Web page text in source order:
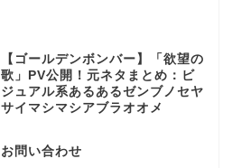
【ゴールデンボンバー】「欲望の
歌」PV公開！元ネタまとめ：ビ
ジュアル系あるあるゼンブノセヤ
サイマシマシアブラオオメ
お問い合わせ